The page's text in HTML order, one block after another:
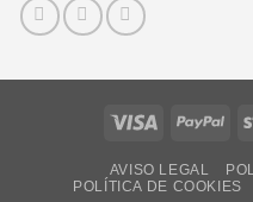
Visa
AVISO LEGAL
POLÍTICA DE COOKIES